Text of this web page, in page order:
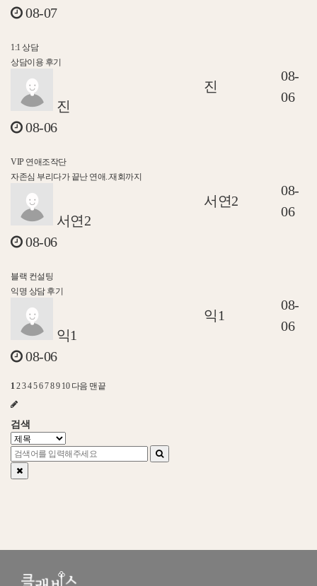
08-07
1:1 상담
상담이용 후기
진
08-06
진
08-
06
VIP 연애조작단
자존심 부리다가 끝난 연애..재회까지
서연2
08-06
서연2
08-
06
블랙 컨설팅
익명 상담 후기
익1
08-06
익1
08-
06
123456789 10 다음 맨끝
검색